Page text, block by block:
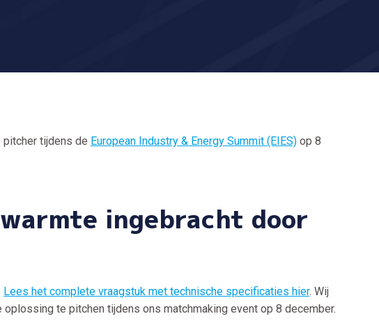
tijdens de European Industry & Energy Summit (EIES) op 8
ingebracht door
Lees het complete vraagstuk met technische specificaties hier. Wij
te pitchen tijdens ons matchmaking event op 8 december.